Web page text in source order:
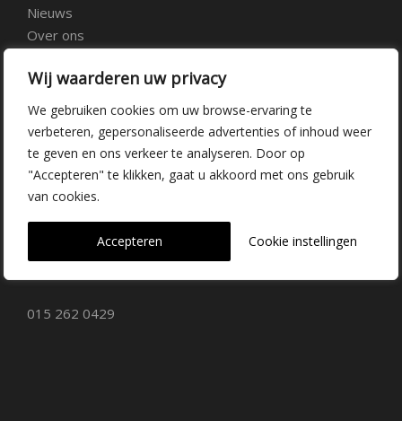
Wij waarderen uw privacy
We gebruiken cookies om uw browse-ervaring te
verbeteren, gepersonaliseerde advertenties of inhoud weer
te geven en ons verkeer te analyseren. Door op
"Accepteren" te klikken, gaat u akkoord met ons gebruik
van cookies.
Cookie instellingen
Accepteren
Nieuws
Over ons
Vacatures
Contact
Kwekerij Delfgauw
Vrederustlaan 10
2645 AW Delfgauw
015 262 0429